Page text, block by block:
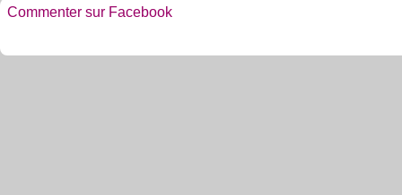
Commenter sur Facebook